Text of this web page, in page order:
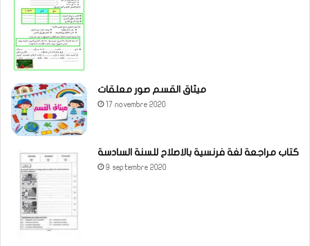
ميثاق القسم صور معلقات
17 novembre 2020
كتاب مراجعة لغة فرنسية بالاصلاح للسنة السادسة
9 septembre 2020